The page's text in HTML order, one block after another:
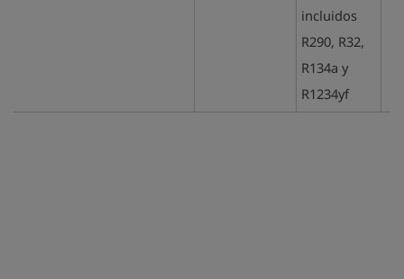
incluidos
R290, R32,
R134a y
R1234yf